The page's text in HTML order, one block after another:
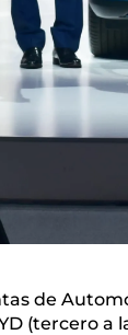
de
(tercero